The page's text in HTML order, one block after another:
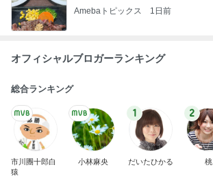
Amebaトピックス 1日前
オフィシャルブロガーランキング
総合ランキング
市川團十郎白
猿
小林麻央
1
だいたひかる
2
桃